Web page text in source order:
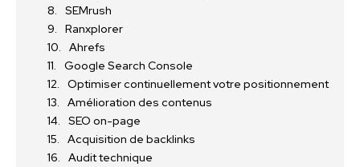
SEMrush
Ranxplorer
Ahrefs
Google Search Console
Optimiser continuellement votre positionnement
Amélioration des contenus
SEO on-page
Acquisition de backlinks
Audit technique